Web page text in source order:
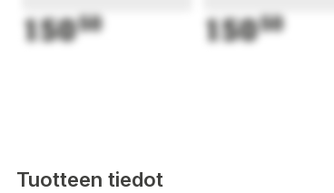
15050 15050
Tuotteen tiedot